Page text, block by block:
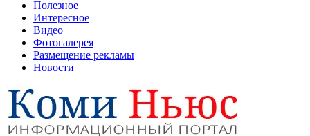
Полезное
Интересное
Видео
Фотогалерея
Размещение рекламы
Новости